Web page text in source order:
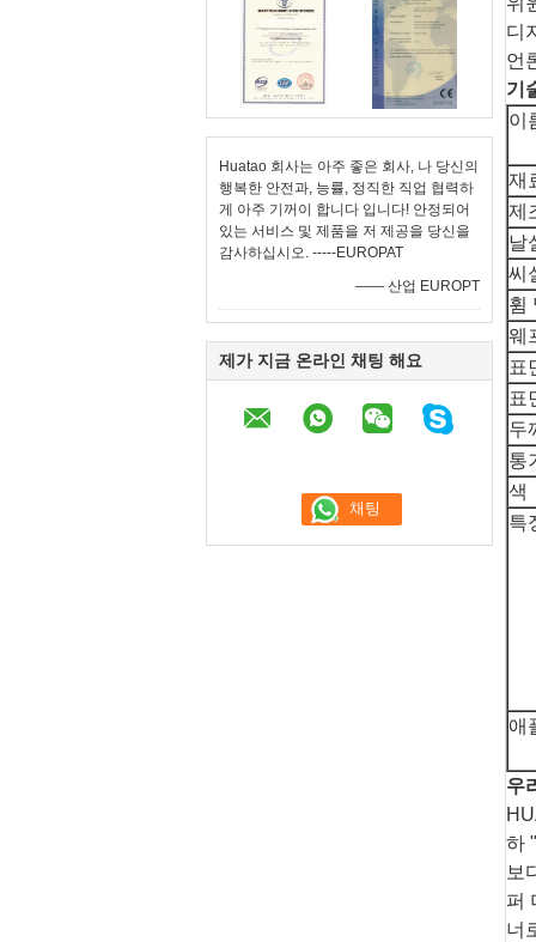
Huatao 회사는 아주 좋은 회사, 나 당신의
행복한 안전과, 능률, 정직한 직업 협력하
게 아주 기꺼이 합니다 입니다! 안정되어
있는 서비스 및 제품을 저 제공을 당신을
감사하십시오. -----EUROPAT
—— 산업 EUROPT
제가 지금 온라인 채팅 해요
디
언
기
이
재
제
날
씨
휨
웨
표
표
두
통
색
특
애
우
하
보
퍼
너